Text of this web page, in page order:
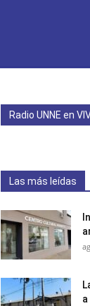
Radio UNNE en
Las más leídas
a